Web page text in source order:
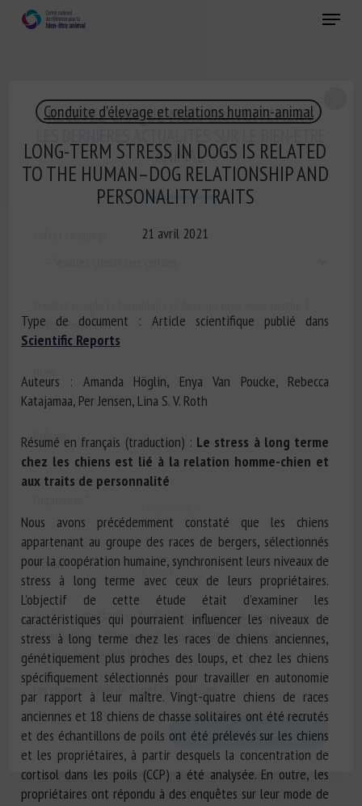
Menu
Conduite d'élevage et relations humain-animal
LONG-TERM STRESS IN DOGS IS RELATED
TO THE HUMAN–DOG RELATIONSHIP AND
PERSONALITY TRAITS
21 avril 2021
Type de document : Article scientifique publié dans
Scientific Reports
Auteurs : Amanda Höglin, Enya Van Poucke, Rebecca
Katajamaa, Per Jensen, Lina S. V. Roth
Résumé en français (traduction) : Le stress à long terme
chez les chiens est lié à la relation homme-chien et
aux traits de personnalité
Nous avons précédemment constaté que les chiens
appartenant au groupe des races de bergers, sélectionnés
pour la coopération humaine, synchronisent leurs niveaux de
stress à long terme avec ceux de leurs propriétaires.
L’objectif de cette étude était d’examiner les
caractéristiques qui pourraient influencer les niveaux de
stress à long terme chez les races de chiens anciennes,
génétiquement plus proches des loups, et chez les chiens
spécifiquement sélectionnés pour travailler en autonomie
par rapport à leur maître. Vingt-quatre chiens de races
anciennes et 18 chiens de chasse solitaires ont été recrutés
et des échantillons de poils ont été prélevés sur les chiens
et les propriétaires, à partir desquels la concentration de
cortisol dans les poils (CCP) a été analysée. En outre, les
propriétaires ont répondu à des enquêtes sur leur mode de
RECEVEZ CHAQUE MOIS GRATUITEMENT
ANIMAL
notre newsletter :
Prénom *
E-mail *
En soumettant ce formulaire, j'accepte que les
informations saisies soient utilisées dans le cadre de la
relation avec le CNR BEA. *
Les champs suivis de * sont obligatoires